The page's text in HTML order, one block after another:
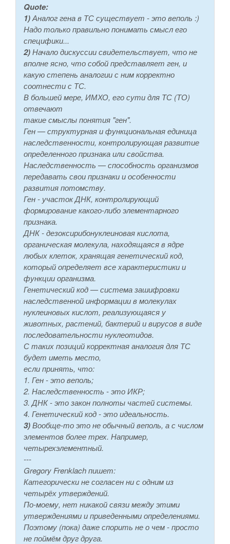
Quote:
1)Аналог гена в ТС существует - это веполь :)
Надо только правильно понимать смысл его
специфики...
2)Начало дискуссии свидетельствует, что не
вполне ясно, что собой представляет ген, и
какую степень аналогии с ним корректно
соотнести с ТС.
В большей мере, ИМХО, его сути для ТС (ТО)
отвечают
такие смыслы понятия "ген".
Ген — структурная и функциональная единица
наследственности, контролирующая развитие
определенного признака или свойства.
Наследственность — способность организмов
передавать свои признаки и особенности
развития потомству.
Ген - участок ДНК, контролирующий
формирование какого-либо элементарного
признака.
ДНК - дезоксирибонуклеиновая кислота,
органическая молекула, находящаяся в ядре
любых клеток, хранящая генетический код,
который определяет все характеристики и
функции организма.
Генетический код — система зашифровки
наследственной информации в молекулах
нуклеиновых кислот, реализующаяся у
животных, растений, бактерий и вирусов в виде
последовательности нуклеотидов.
С таких позиций корректная аналогия для ТС
будет иметь место,
если принять, что:
1. Ген - это веполь;
2. Наследственность - это ИКР;
3. ДНК - это закон полноты частей системы.
4. Генетический код - это идеальность.
3)Вообще-то это не обычный веполь, а с числом
элементов более трех. Например,
четырехэлементный.
---
Gregory Frenklach пишет:
Категорически не согласен ни с одним из
четырёх утверждений.
По-моему, нет никакой связи между этими
утверждениями и приведенными определениями.
Поэтому (пока) даже спорить не о чем - просто
не поймём друг друга.